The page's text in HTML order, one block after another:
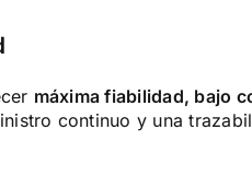
máxima fiabilidad, bajo
continuo y una